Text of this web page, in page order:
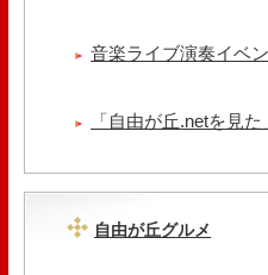
音楽ライブ演奏イベ
「自由が丘.netを見
自由が丘グルメ